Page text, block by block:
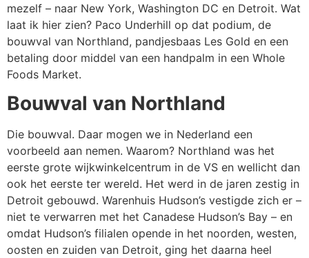
mezelf – naar New York, Washington DC en Detroit. Wat
laat ik hier zien? Paco Underhill op dat podium, de
bouwval van Northland, pandjesbaas Les Gold en een
betaling door middel van een handpalm in een Whole
Foods Market.
Bouwval van Northland
Die bouwval. Daar mogen we in Nederland een
voorbeeld aan nemen. Waarom? Northland was het
eerste grote wijkwinkelcentrum in de VS en wellicht dan
ook het eerste ter wereld. Het werd in de jaren zestig in
Detroit gebouwd. Warenhuis Hudson’s vestigde zich er –
niet te verwarren met het Canadese Hudson’s Bay – en
omdat Hudson’s filialen opende in het noorden, westen,
oosten en zuiden van Detroit, ging het daarna heel